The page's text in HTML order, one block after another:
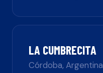
LA CUMBRECITA
Córdoba,Argentina